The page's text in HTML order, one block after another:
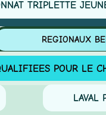
TRIPLETTE JEUNE
REGIONAUX
POUR LE
LAVAL